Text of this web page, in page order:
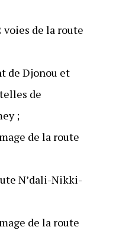
de la route
de Djonou et
de
;
de la route
N’dali-Nikki-
de la route